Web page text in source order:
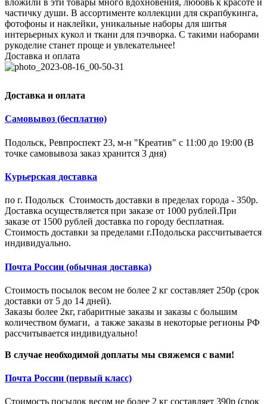
вложили в эти товары много вдохновения, любовь к красоте и
частичку души. В ассортименте коллекции для скрапбукинга,
фотофоны и наклейки, уникальные наборы для шитья
интерьерных кукол и ткани для пэчворка. С такими наборами
рукоделие станет проще и увлекательнее!
Доставка и оплата
Доставка и оплата
Самовывоз (бесплатно)
Подольск, Ревпроспект 23, м-н "Креатив" с 11:00 до 19:00 (В
точке самовывоза заказ хранится 3 дня)
Курьерская доставка
по г. Подольск Стоимость доставки в пределах города - 350р.
Доставка осуществляется при заказе от 1000 рублей.При
заказе от 1500 рублей доставка по городу бесплатная.
Стоимость доставки за пределами г.Подольска рассчитывается
индивидуально.
Почта России (обычная доставка)
Стоимость посылок весом не более 2 кг составляет 250р (срок
доставки от 5 до 14 дней).
Заказы более 2кг, габаритные заказы и заказы с большим
количеством бумаги, а также заказы в некоторые регионы РФ
рассчитывается индивидуально!
В случае необходимой доплаты мы свяжемся с вами!
Почта России (первый класс)
Стоимость посылок весом не более 2 кг составляет 390р (срок